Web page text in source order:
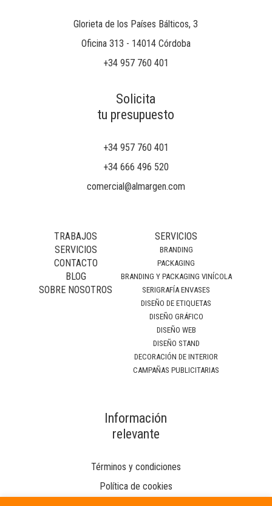
Glorieta de los Países Bálticos, 3
Oficina 313 - 14014 Córdoba
+34 957 760 401
Solicita
tu presupuesto
+34 957 760 401
+34 666 496 520
comercial@almargen.com
TRABAJOS
SERVICIOS
CONTACTO
BLOG
SOBRE NOSOTROS
SERVICIOS
BRANDING
PACKAGING
BRANDING Y PACKAGING VINÍCOLA
SERIGRAFÍA ENVASES
DISEÑO DE ETIQUETAS
DISEÑO GRÁFICO
DISEÑO WEB
DISEÑO STAND
DECORACIÓN DE INTERIOR
CAMPAÑAS PUBLICITARIAS
Información
relevante
Términos y condiciones
Política de cookies